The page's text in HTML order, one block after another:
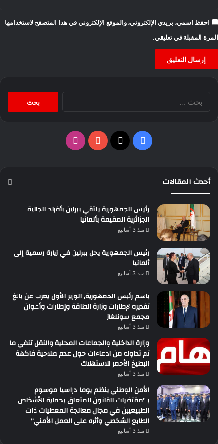
احفظ اسمي، بريدي الإلكتروني، والموقع الإلكتروني في هذا المتصفح لاستخدامها
المرة المقبلة في تعليقي.
فيسبوك ‫YouTubeانستقرام
أحدث المقالات
رئيس الجمهورية يلتقي ببرلين بأفراد الجالية
الجزائرية المقيمة بألمانيا
منذ 3 أسابيع
رئيس الجمهورية يحل ببرلين في زيارة رسمية إلى
ألمانيا
منذ 3 أسابيع
باسم رئيس الجمهورية, الوزير الأول يعرب عن بالغ
تقديره لإطارات وزارة الطاقة وإطارات وأعوان
مجمع سونلغاز
منذ 3 أسابيع
وزارة الداخلية والجماعات المحلية والنقل تنفي ما
تم تداوله من ادعاءات حول عدم صلاحية فاكهة
البطيخ الأحمر للاستهلاك
منذ 3 أسابيع
الأمن الوطني ينظم يوما دراسيا موسوم
بـ”مقتضيات القانون المتعلق بحماية الأشخاص
الطبيعيين في مجال معالجة المعطيات ذات
الطابع الشخصي وأثره على العمل الأمني”
منذ 3 أسابيع